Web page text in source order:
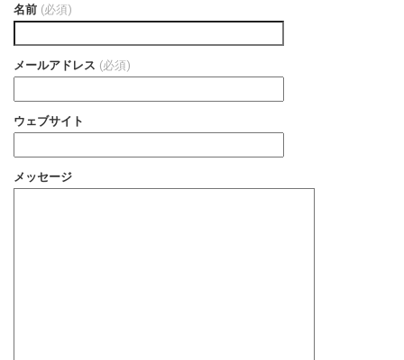
名前 (必須)
メールアドレス (必須)
ウェブサイト
メッセージ